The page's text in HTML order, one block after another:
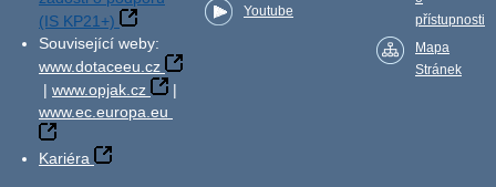
(IS KP21+)
Související weby:
www.dotaceeu.cz
| www.opjak.cz
|
www.ec.europa.eu
Kariéra
Youtube
přístupnosti
Mapa
Stránek